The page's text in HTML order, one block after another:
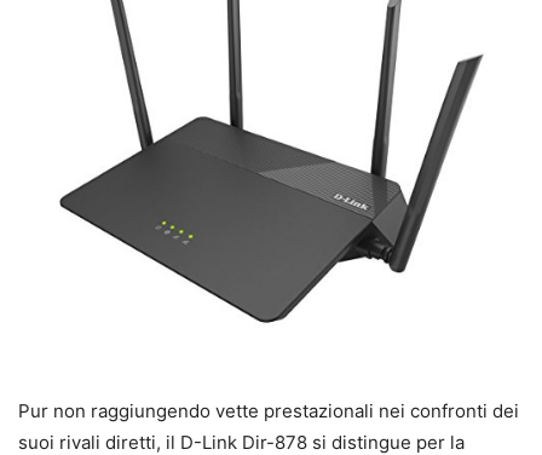
Pur non raggiungendo vette prestazionali nei confronti dei
suoi rivali diretti, il D-Link Dir-878 si distingue per la